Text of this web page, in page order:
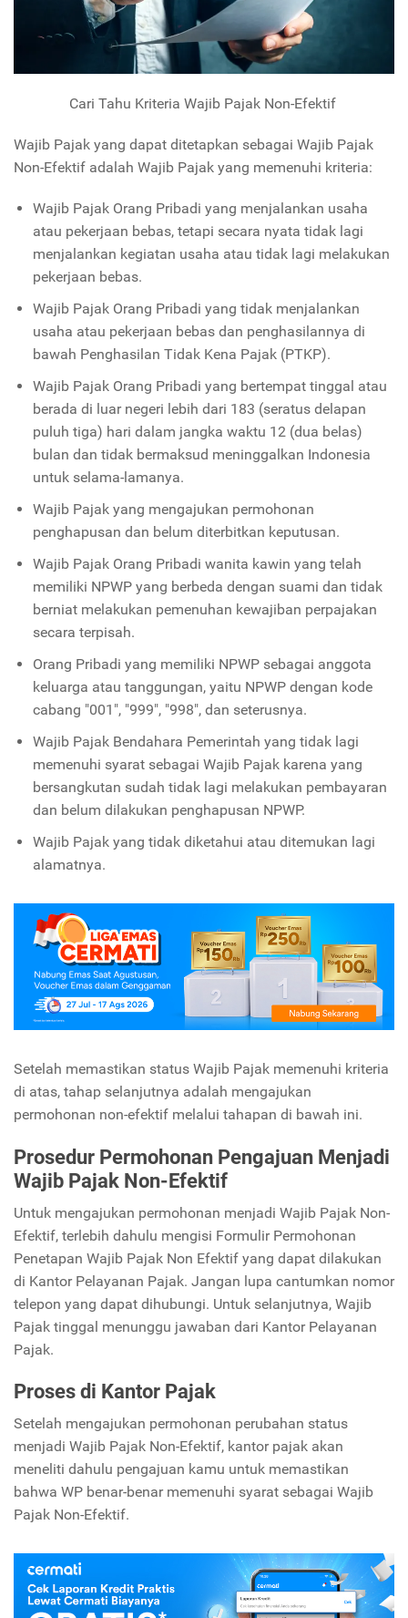
Cari Tahu Kriteria Wajib Pajak Non-Efektif
Wajib Pajak yang dapat ditetapkan sebagai Wajib Pajak
Non-Efektif adalah Wajib Pajak yang memenuhi kriteria:
Wajib Pajak Orang Pribadi yang menjalankan usaha
atau pekerjaan bebas, tetapi secara nyata tidak lagi
menjalankan kegiatan usaha atau tidak lagi melakukan
pekerjaan bebas.
Wajib Pajak Orang Pribadi yang tidak menjalankan
usaha atau pekerjaan bebas dan penghasilannya di
bawah Penghasilan Tidak Kena Pajak (PTKP).
Wajib Pajak Orang Pribadi yang bertempat tinggal atau
berada di luar negeri lebih dari 183 (seratus delapan
puluh tiga) hari dalam jangka waktu 12 (dua belas)
bulan dan tidak bermaksud meninggalkan Indonesia
untuk selama-lamanya.
Wajib Pajak yang mengajukan permohonan
penghapusan dan belum diterbitkan keputusan.
Wajib Pajak Orang Pribadi wanita kawin yang telah
memiliki NPWP yang berbeda dengan suami dan tidak
berniat melakukan pemenuhan kewajiban perpajakan
secara terpisah.
Orang Pribadi yang memiliki NPWP sebagai anggota
keluarga atau tanggungan, yaitu NPWP dengan kode
cabang "001", "999", "998", dan seterusnya.
Wajib Pajak Bendahara Pemerintah yang tidak lagi
memenuhi syarat sebagai Wajib Pajak karena yang
bersangkutan sudah tidak lagi melakukan pembayaran
dan belum dilakukan penghapusan NPWP.
Wajib Pajak yang tidak diketahui atau ditemukan lagi
alamatnya.
Setelah memastikan status Wajib Pajak memenuhi kriteria
di atas, tahap selanjutnya adalah mengajukan
permohonan non-efektif melalui tahapan di bawah ini.
Prosedur Permohonan Pengajuan Menjadi
Wajib Pajak Non-Efektif
Untuk mengajukan permohonan menjadi Wajib Pajak Non-
Efektif, terlebih dahulu mengisi Formulir Permohonan
Penetapan Wajib Pajak Non Efektif yang dapat dilakukan
di Kantor Pelayanan Pajak. Jangan lupa cantumkan nomor
telepon yang dapat dihubungi. Untuk selanjutnya, Wajib
Pajak tinggal menunggu jawaban dari Kantor Pelayanan
Pajak.
Proses di Kantor Pajak
Setelah mengajukan permohonan perubahan status
menjadi Wajib Pajak Non-Efektif, kantor pajak akan
meneliti dahulu pengajuan kamu untuk memastikan
bahwa WP benar-benar memenuhi syarat sebagai Wajib
Pajak Non-Efektif.